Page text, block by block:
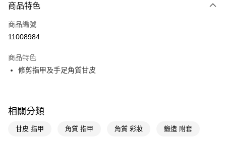
POYA支付
信用卡一次付款
LINE Pay
街口支付
商品特色
商品編號
11008984
商品特色
修剪指甲及手足角質甘皮
相關分類
甘皮 指甲 角質 指甲 角質 彩妝 鍛造 附套